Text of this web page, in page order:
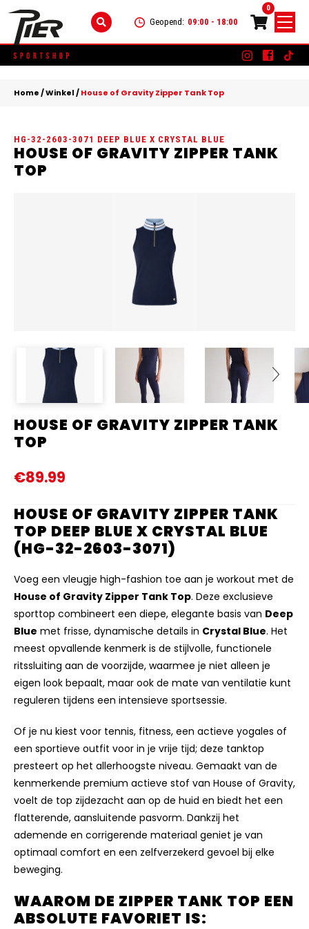
Geopend: 09:00 - 18:00
0
Skip
to
SCHOENEN
ACCESSOIRES
KLEDING
SCHOENEN
KINDEREN
KLEDING
+
Home/Winkel/House of Gravity Zipper Tank Top
HG-32-2603-3071 DEEP BLUE X CRYSTAL BLUE
HOUSE OF GRAVITY ZIPPER TANK
TOP
Next
HOUSE OF GRAVITY ZIPPER TANK
TOP
€89.99
HOUSE OF GRAVITY ZIPPER TANK
TOP DEEP BLUE X CRYSTAL BLUE
(HG-32-2603-3071)
Voeg een vleugje high-fashion toe aan je workout met de
House of Gravity Zipper Tank Top. Deze exclusieve
sporttop combineert een diepe, elegante basis van Deep
Blue met frisse, dynamische details in Crystal Blue. Het
meest opvallende kenmerk is de stijlvolle, functionele
ritssluiting aan de voorzijde, waarmee je niet alleen je
eigen look bepaalt, maar ook de mate van ventilatie kunt
reguleren tijdens een intensieve sportsessie.
Of je nu kiest voor tennis, fitness, een actieve yogales of
een sportieve outfit voor in je vrije tijd; deze tanktop
presteert op het allerhoogste niveau. Gemaakt van de
kenmerkende premium actieve stof van House of Gravity,
voelt de top zijdezacht aan op de huid en biedt het een
flatterende, aansluitende pasvorm. Dankzij het
ademende en corrigerende materiaal geniet je van
optimaal comfort en een zelfverzekerd gevoel bij elke
beweging.
WAAROM DE ZIPPER TANK TOP EEN
ABSOLUTE FAVORIET IS: